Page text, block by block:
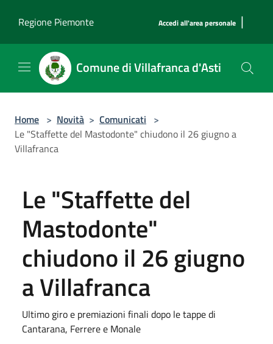
Regione Piemonte
Accedi all'area personale |
Comune di Villafranca d'Asti
Home > Novità > Comunicati >
Le "Staffette del Mastodonte" chiudono il 26 giugno a
Villafranca
Le "Staffette del
Mastodonte"
chiudono il 26 giugno
a Villafranca
Ultimo giro e premiazioni finali dopo le tappe di
Cantarana, Ferrere e Monale